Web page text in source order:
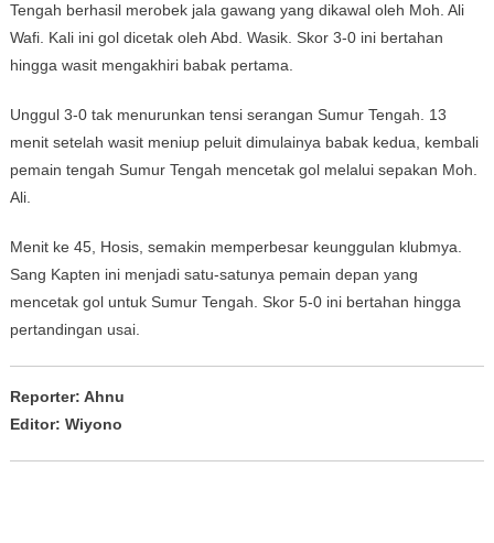
Tengah berhasil merobek jala gawang yang dikawal oleh Moh. Ali
Wafi. Kali ini gol dicetak oleh Abd. Wasik. Skor 3-0 ini bertahan
hingga wasit mengakhiri babak pertama.
Unggul 3-0 tak menurunkan tensi serangan Sumur Tengah. 13
menit setelah wasit meniup peluit dimulainya babak kedua, kembali
pemain tengah Sumur Tengah mencetak gol melalui sepakan Moh.
Ali.
Menit ke 45, Hosis, semakin memperbesar keunggulan klubmya.
Sang Kapten ini menjadi satu-satunya pemain depan yang
mencetak gol untuk Sumur Tengah. Skor 5-0 ini bertahan hingga
pertandingan usai.
Reporter: Ahnu
Editor: Wiyono